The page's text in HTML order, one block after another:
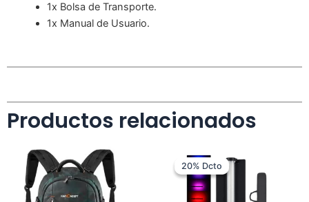
1x Bolsa de Transporte.
1x Manual de Usuario.
Productos relacionados
20% Dcto
20% Dctoprecio
original
$ 849.000.
actual
es:
$ 679.000.